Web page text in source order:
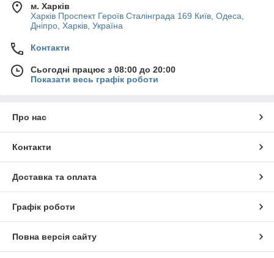
м. Харків
Харків Проспект Героїв Сталінграда 169 Київ, Одеса,
Дніпро, Харків, Україна
Контакти
Сьогодні працює з 08:00 до 20:00
Показати весь графік роботи
Про нас
Контакти
Доставка та оплата
Графік роботи
Повна версія сайту